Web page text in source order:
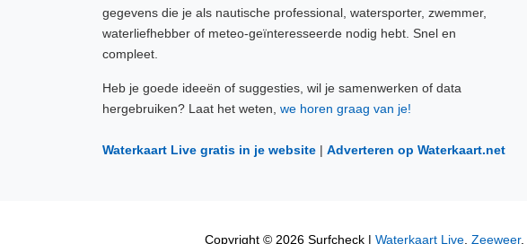
gegevens die je als nautische professional, watersporter, zwemmer,
waterliefhebber of meteo-geïnteresseerde nodig hebt. Snel en
compleet.
Heb je goede ideeën of suggesties, wil je samenwerken of data
hergebruiken? Laat het weten, we horen graag van je!
Waterkaart Live gratis in je website | Adverteren op Waterkaart.net
Copyright © 2026 Surfcheck | Waterkaart Live, Zeeweer,